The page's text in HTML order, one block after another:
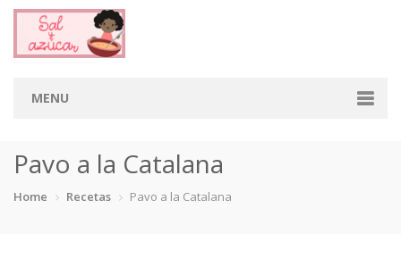
MENU
Categorias
Pavo a la Catalana
Home Recetas Pavo a la Catalana